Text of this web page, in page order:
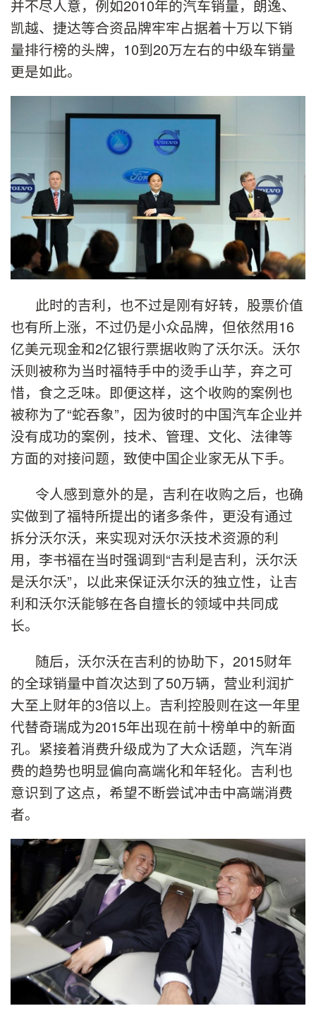
并不尽人意，例如2010年的汽车销量，朗逸、
凯越、捷达等合资品牌牢牢占据着十万以下销
量排行榜的头牌，10到20万左右的中级车销量
更是如此。
此时的吉利，也不过是刚有好转，股票价值
也有所上涨，不过仍是小众品牌，但依然用16
亿美元现金和2亿银行票据收购了沃尔沃。沃尔
沃则被称为当时福特手中的烫手山芋，弃之可
惜，食之乏味。即便这样，这个收购的案例也
被称为了“蛇吞象”，因为彼时的中国汽车企业并
没有成功的案例，技术、管理、文化、法律等
方面的对接问题，致使中国企业家无从下手。
令人感到意外的是，吉利在收购之后，也确
实做到了福特所提出的诸多条件，更没有通过
拆分沃尔沃，来实现对沃尔沃技术资源的利
用，李书福在当时强调到“吉利是吉利，沃尔沃
是沃尔沃”，以此来保证沃尔沃的独立性，让吉
利和沃尔沃能够在各自擅长的领域中共同成
长。
随后，沃尔沃在吉利的协助下，2015财年
的全球销量中首次达到了50万辆，营业利润扩
大至上财年的3倍以上。吉利控股则在这一年里
代替奇瑞成为2015年出现在前十榜单中的新面
孔。紧接着消费升级成为了大众话题，汽车消
费的趋势也明显偏向高端化和年轻化。吉利也
意识到了这点，希望不断尝试冲击中高端消费
者。